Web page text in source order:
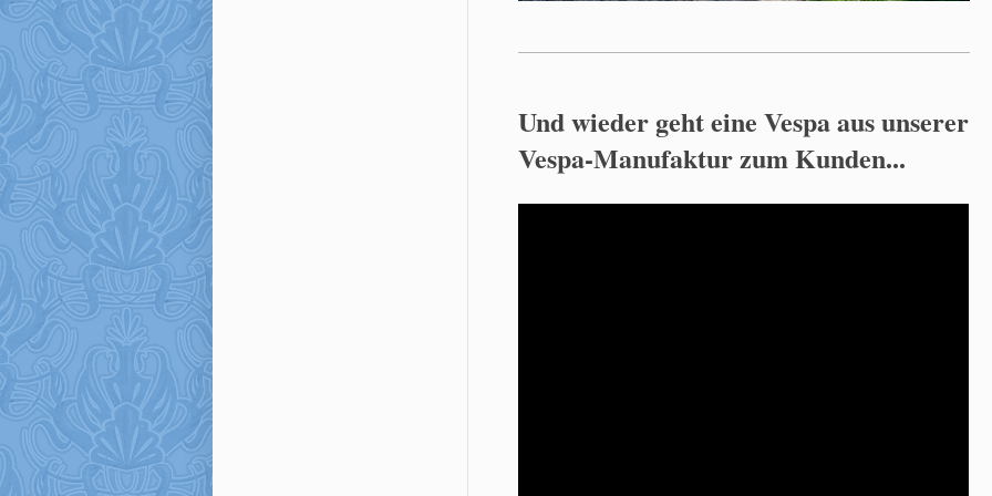
Und wieder geht eine Vespa aus unserer
Vespa-Manufaktur zum Kunden...